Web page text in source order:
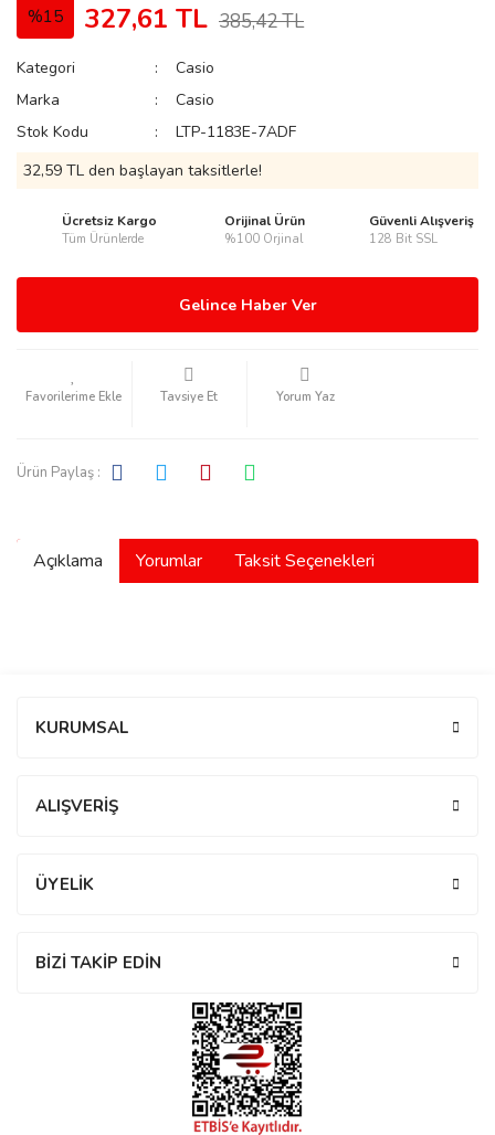
%15 327,61 TL 385,42 TL
Kategori
Casio
Marka
Casio
Stok Kodu
LTP-1183E-7ADF
32,59 TL den başlayan taksitlerle!
Ücretsiz Kargo
Tüm Ürünlerde
Orijinal Ürün
%100 Orjinal
Güvenli Alışveriş
128 Bit SSL
Gelince Haber Ver
Tavsiye Et Yorum Yaz
Ürün Paylaş :
Açıklama Yorumlar Taksit Seçenekleri
KURUMSAL
ALIŞVERİŞ
ÜYELİK
BİZİ TAKİP EDİN